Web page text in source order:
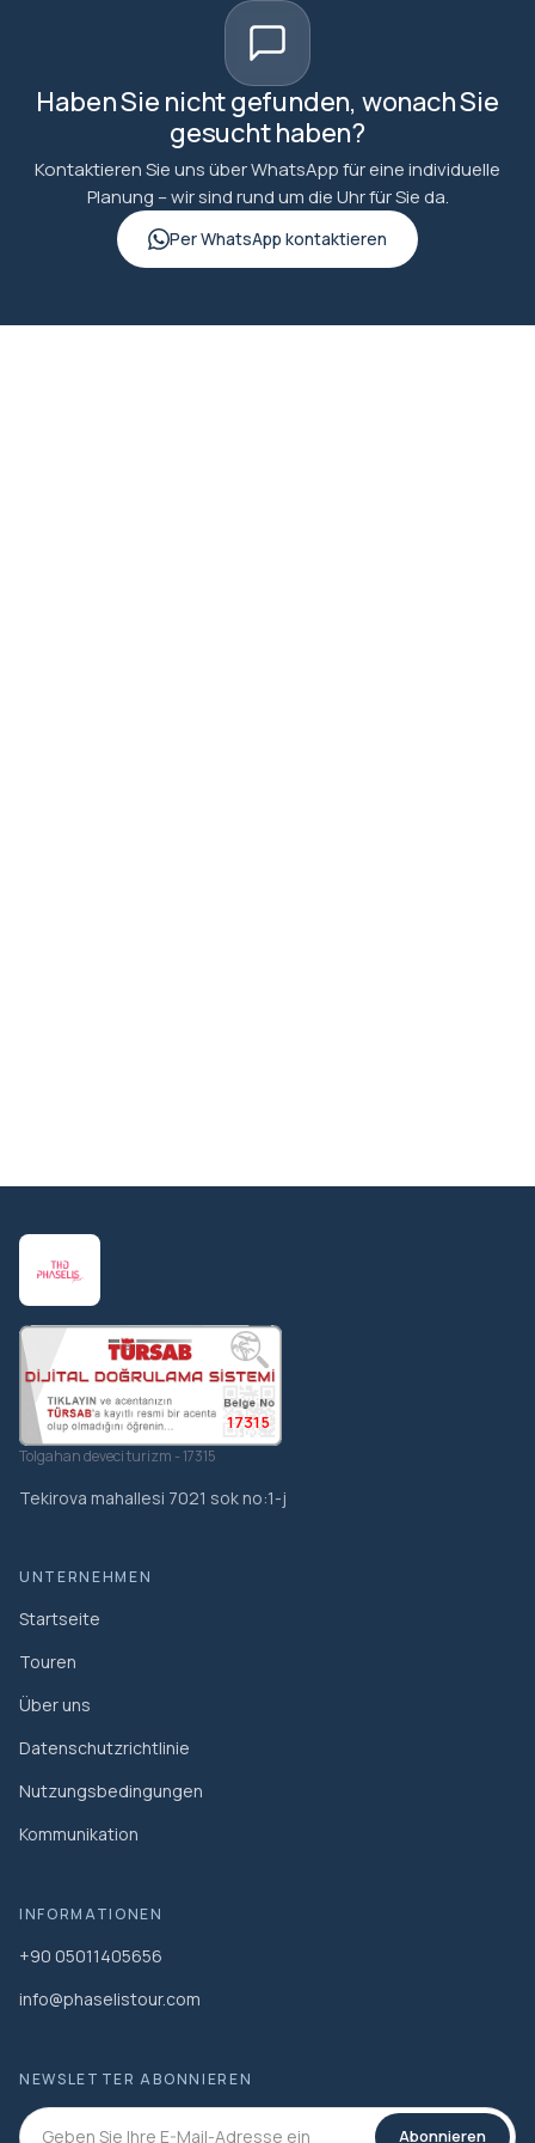
Haben Sie nicht gefunden, wonach Sie
gesucht haben?
Kontaktieren Sie uns über WhatsApp für eine individuelle
Planung – wir sind rund um die Uhr für Sie da.
Per WhatsApp kontaktieren
17315
Tolgahan deveci turizm - 17315
Tekirova mahallesi 7021 sok no:1-j
UNTERNEHMEN
Startseite
Touren
Über uns
Datenschutzrichtlinie
Nutzungsbedingungen
Kommunikation
INFORMATIONEN
+90 05011405656
info@phaselistour.com
NEWSLETTER ABONNIEREN
Abonnieren